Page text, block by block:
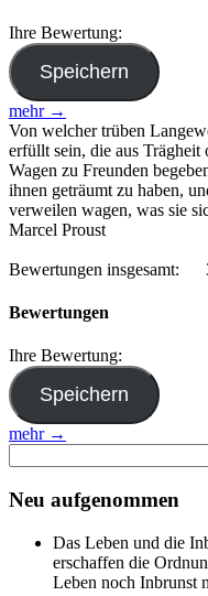
Ihre Bewertung:
mehr →
Von welcher trüben
erfüllt sein, die aus
Wagen zu Freunden
ihnen geträumt zu haben,
verweilen wagen, was sie
Marcel Proust
Bewertungen insgesamt:
Bewertungen
Ihre Bewertung:
mehr →
nach:
Neu aufgenommen
Das Leben und die
erschaffen die
Leben noch Inbrunst